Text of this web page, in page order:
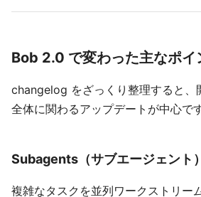
Bob 2.0 で変わった主なポイ
changelog をざっくり整理すると、
全体に関わるアップデートが中心です
Subagents（サブエージェント）
複雑なタスクを並列ワークストリー